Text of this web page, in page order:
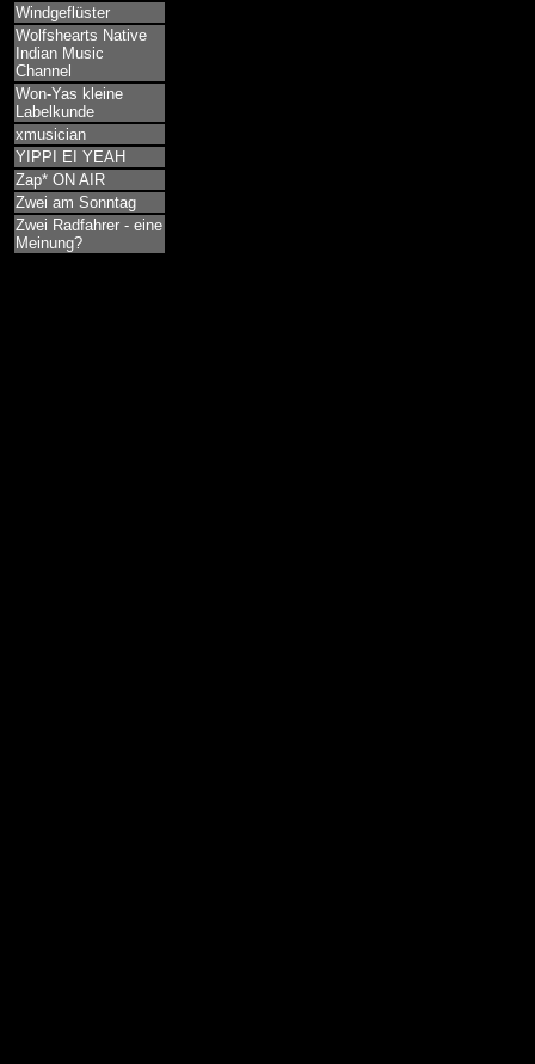
Windgeflüster
Wolfshearts Native
Indian Music
Channel
Won-Yas kleine
Labelkunde
xmusician
YIPPI EI YEAH
Zap* ON AIR
Zwei am Sonntag
Zwei Radfahrer - eine
Meinung?